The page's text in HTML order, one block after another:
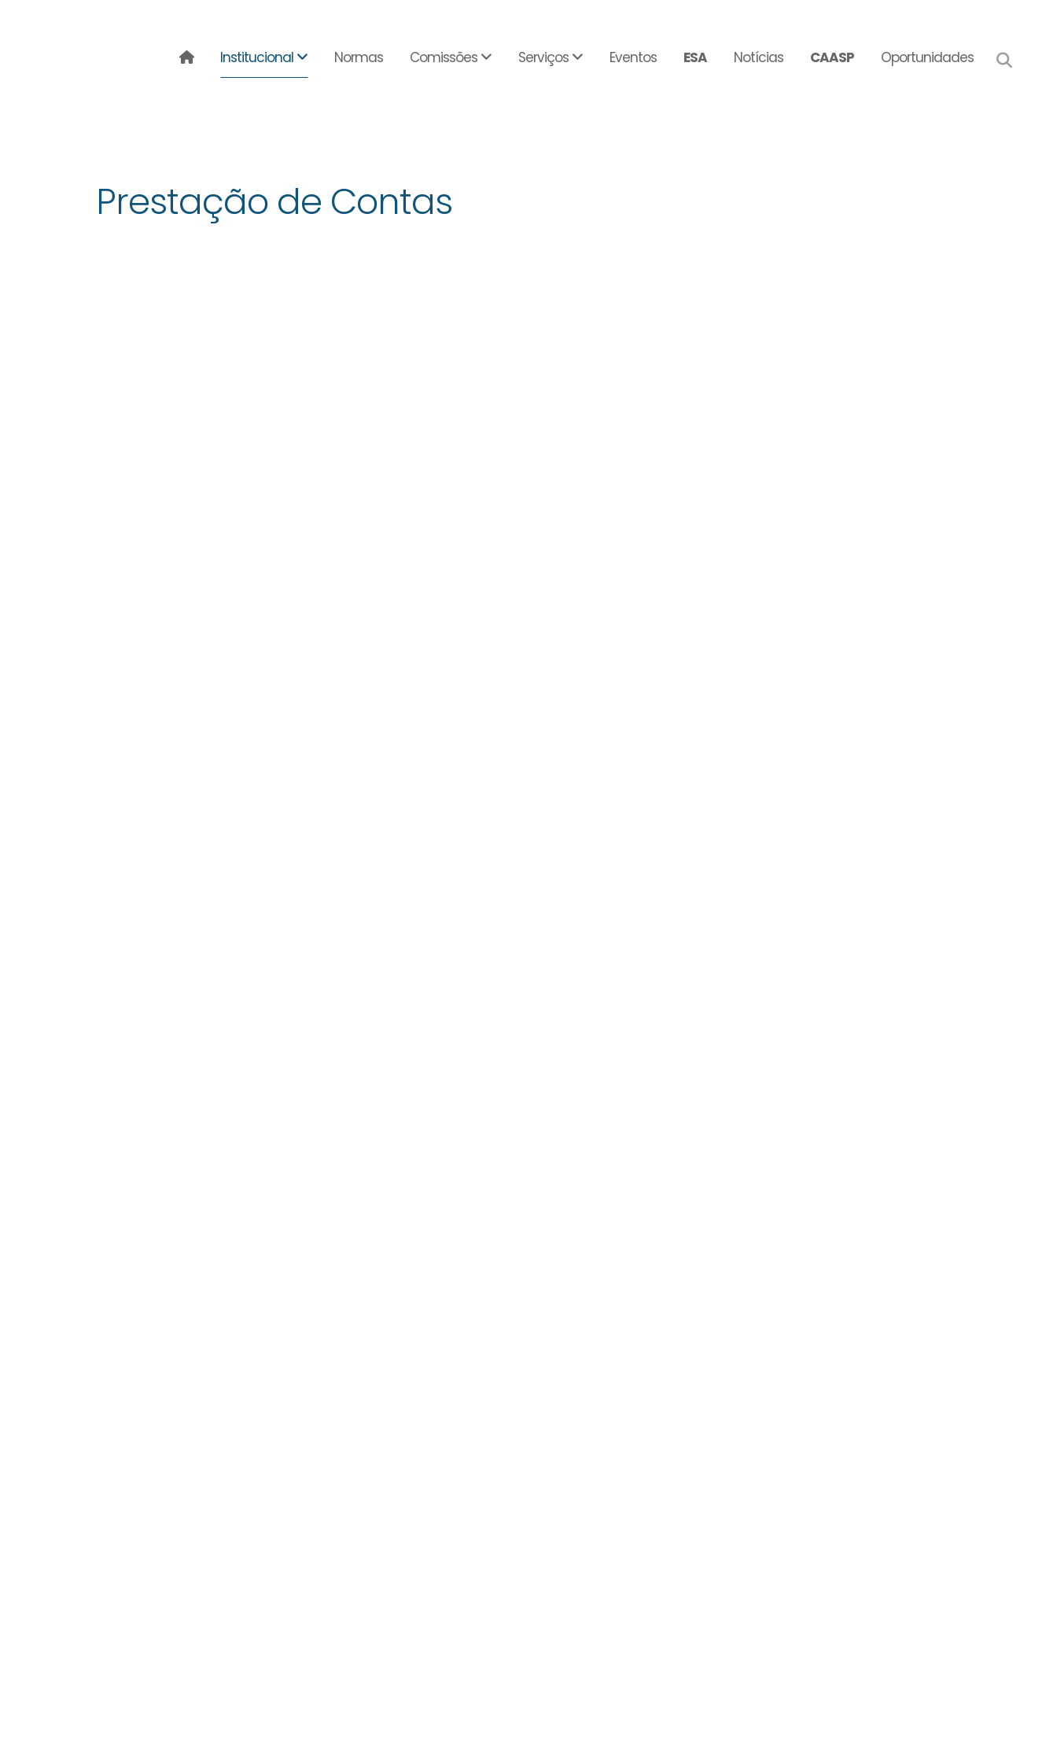
Institucional Normas Comissões Serviços Eventos ESA Notícias CAASP Oportunidades
Prestação de Contas